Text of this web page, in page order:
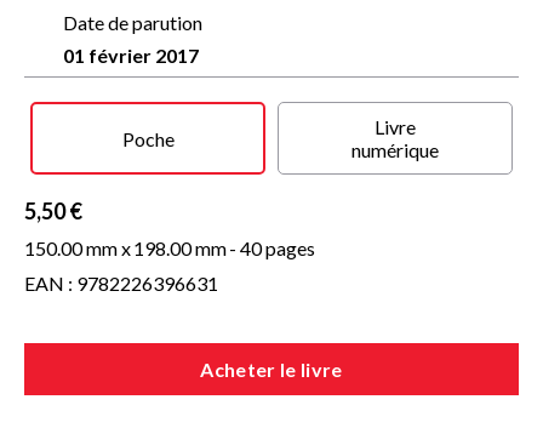
Coquillette a la solution : Mimosa est faite pour être une fée,
pas une sorcière !! Et bien vite cette dernière passe haut la
main l’Epreuve de la Gourmandise en inventant un gâteau qui
Desserts et des Gourmandises !
Date de parution
01 février 2017
Poche
Livre
numérique
5,50 €
150.00 mm x198.00 mm- 40 pages
EAN : 9782226396631
Acheter le livre